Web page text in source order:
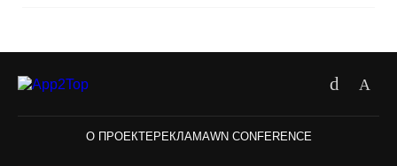
О ПРОЕКТЕРЕКЛАМАWN CONFERENCE